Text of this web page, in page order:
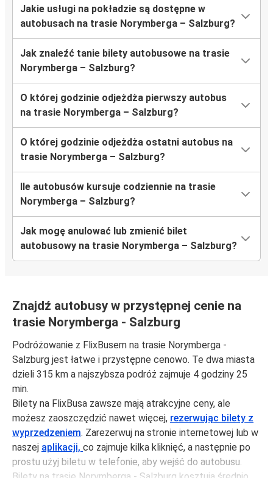
Jakie usługi na pokładzie są dostępne w
autobusach na trasie Norymberga – Salzburg?
Jak znaleźć tanie bilety autobusowe na trasie
Norymberga – Salzburg?
O której godzinie odjeżdża pierwszy autobus
na trasie Norymberga – Salzburg?
O której godzinie odjeżdża ostatni autobus na
trasie Norymberga – Salzburg?
Ile autobusów kursuje codziennie na trasie
Norymberga – Salzburg?
Jak mogę anulować lub zmienić bilet
autobusowy na trasie Norymberga – Salzburg?
Znajdź autobusy w przystępnej cenie na
trasie Norymberga - Salzburg
Podróżowanie z FlixBusem na trasie Norymberga -
Salzburg jest łatwe i przystępne cenowo. Te dwa miasta
dzieli 315 km a najszybsza podróż zajmuje 4 godziny 25
min.
Bilety na FlixBusa zawsze mają atrakcyjne ceny, ale
możesz zaoszczędzić nawet więcej, rezerwując bilety z
wyprzedzeniem. Zarezerwuj na stronie internetowej lub w
naszej aplikacji, co zajmuje kilka kliknięć, a następnie po
prostu użyj biletu w telefonie, aby wejść do autobusu.